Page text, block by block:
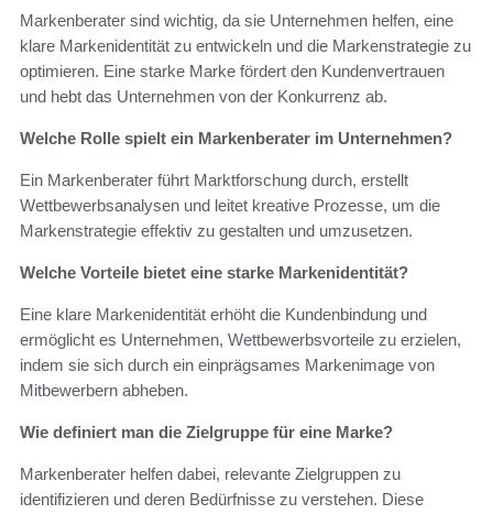
Markenberater sind wichtig, da sie Unternehmen helfen, eine
klare Markenidentität zu entwickeln und die Markenstrategie zu
optimieren. Eine starke Marke fördert den Kundenvertrauen
und hebt das Unternehmen von der Konkurrenz ab.
Welche Rolle spielt ein Markenberater im Unternehmen?
Ein Markenberater führt Marktforschung durch, erstellt
Wettbewerbsanalysen und leitet kreative Prozesse, um die
Markenstrategie effektiv zu gestalten und umzusetzen.
Welche Vorteile bietet eine starke Markenidentität?
Eine klare Markenidentität erhöht die Kundenbindung und
ermöglicht es Unternehmen, Wettbewerbsvorteile zu erzielen,
indem sie sich durch ein einprägsames Markenimage von
Mitbewerbern abheben.
Wie definiert man die Zielgruppe für eine Marke?
Markenberater helfen dabei, relevante Zielgruppen zu
identifizieren und deren Bedürfnisse zu verstehen. Diese